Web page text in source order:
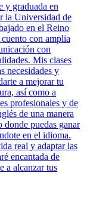
y graduada en
la Universidad de
en el Reino
con amplia
con
Mis clases
necesidades y
a mejorar tu
así como a
profesionales y de
de una manera
donde puedas ganar
en el idioma.
real y adaptar las
encantada de
a alcanzar tus